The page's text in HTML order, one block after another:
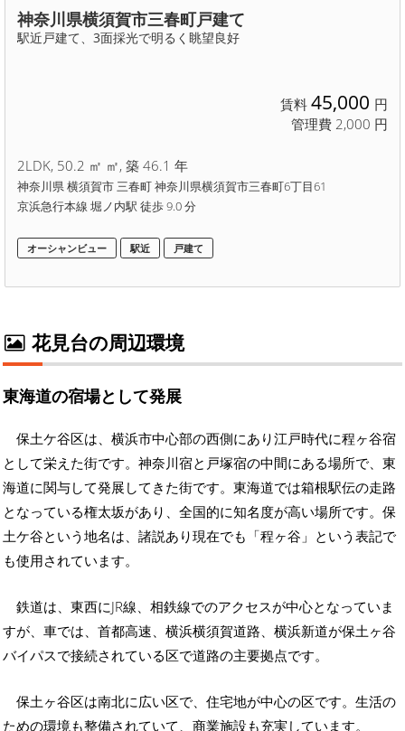
神奈川県横須賀市三春町戸建て
駅近戸建て、3面採光で明るく眺望良好
賃料 45,000 円
管理費 2,000 円
2LDK, 50.2 ㎡ ㎡, 築 46.1 年
神奈川県 横須賀市 三春町 神奈川県横須賀市三春町6丁目61
京浜急行本線 堀ノ内駅 徒歩 9.0 分
オーシャンビュー 駅近 戸建て
花見台の周辺環境
東海道の宿場として発展
保土ケ谷区は、横浜市中心部の西側にあり江戸時代に程ヶ谷宿
として栄えた街です。神奈川宿と戸塚宿の中間にある場所で、東
海道に関与して発展してきた街です。東海道では箱根駅伝の走路
となっている権太坂があり、全国的に知名度が高い場所です。保
土ケ谷という地名は、諸説あり現在でも「程ヶ谷」という表記で
も使用されています。
鉄道は、東西にJR線、相鉄線でのアクセスが中心となっていま
すが、車では、首都高速、横浜横須賀道路、横浜新道が保土ヶ谷
バイパスで接続されている区で道路の主要拠点です。
保土ヶ谷区は南北に広い区で、住宅地が中心の区です。生活の
ための環境も整備されていて、商業施設も充実しています。